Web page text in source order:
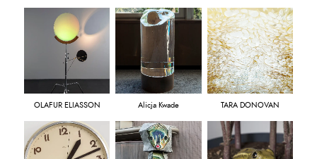
OLAFUR ELIASSON Alicja Kwade TARA DONOVAN